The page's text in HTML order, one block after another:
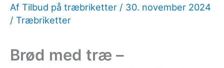
Af Tilbud på træbriketter / 30. november 2024
/ Træbriketter
Brød med træ –